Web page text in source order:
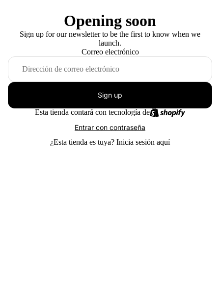
Opening soon
Sign up for our newsletter to be the first to know when we
launch.
Correo electrónico
Sign up
Esta tienda contará con tecnología de
Entrar con contraseña
¿Esta tienda es tuya? Inicia sesión aquí